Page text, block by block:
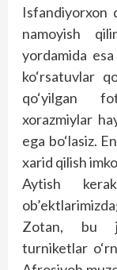
Isfandiyorxon
namoyish
yordamida
ko‘rsatuvlar
qo‘yilgan
xorazmiylar
ega bo‘lasiz.
xarid qilish
Aytish
Zotan, bu
turniketlar